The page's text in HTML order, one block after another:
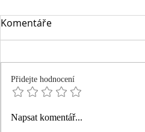
BYDLÍME IX. | Předání bytu
Komentáře
Přidejte hodnocení
Napsat komentář...